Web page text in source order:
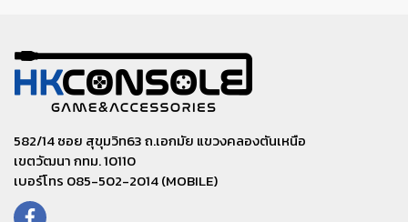
582/14 ซอย สุขุมวิท63 ถ.เอกมัย แขวงคลองตันเหนือ
เขตวัฒนา กทม. 10110
เบอร์โทร 085-502-2014 (MOBILE)